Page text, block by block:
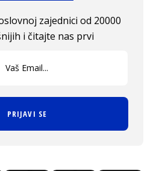
zajednici od 20000
i čitajte nas prvi
PRIJAVI SE